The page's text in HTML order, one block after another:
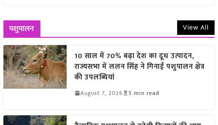
पशुपालन View All
10 साल में 70% बढ़ा देश का दूध उत्पादन,
राज्यसभा में ललन सिंह ने गिनाईं पशुपालन क्षेत्र
की उपलब्धियां
August 7, 2026 5 min read